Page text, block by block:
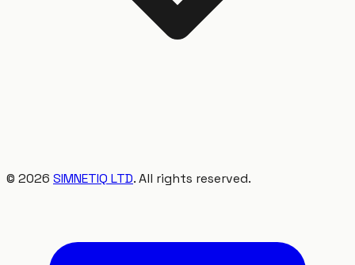
© 2026 SIMNETIQ LTD. All rights reserved.